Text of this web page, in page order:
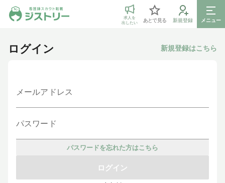
ジストリー 看護師の転職マッチング
求人を
出したい
あとで見る 新規登録 メニュー
ログイン 新規登録はこちら
メールアドレス
パスワード
パスワードを忘れた方はこちら
ログイン